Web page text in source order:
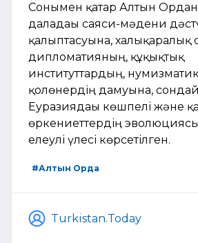
Сонымен қатар Алтын
даладағы саяси-мәдени
қалыптасуына, халықаралық
дипломатияның, құқықтық
институттардың,
қолөнердің дамуына,
Еуразиядағы көшпелі және
өркениеттердің
елеулі үлесі көрсетілген.
#Алтын Орда
Turkistan.Today